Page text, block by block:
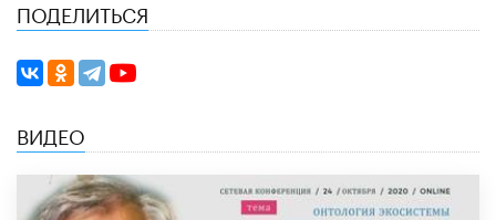
ПОДЕЛИТЬСЯ
ВИДЕО